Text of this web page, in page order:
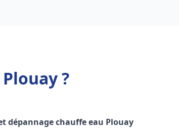
?
dépannage chauffe eau Plouay